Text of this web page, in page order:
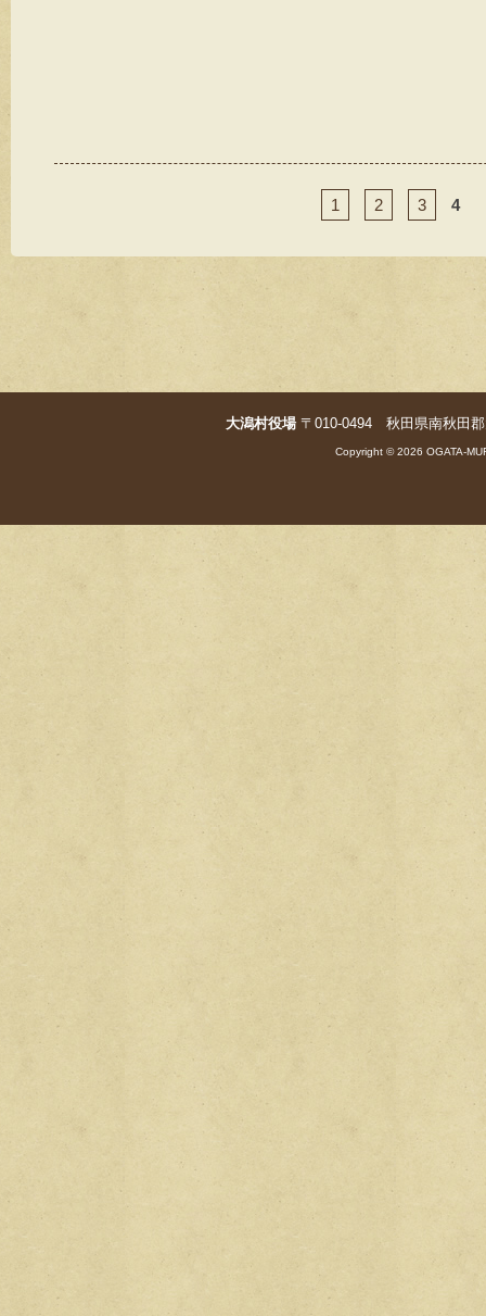
1 2 3 4
大潟村役場〒010-0494 秋田県南秋田
Copyright © 2026 OGATA-